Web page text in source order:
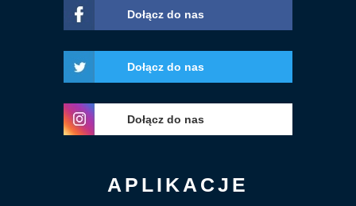
Dołącz do nas
Dołącz do nas
Dołącz do nas
APLIKACJE